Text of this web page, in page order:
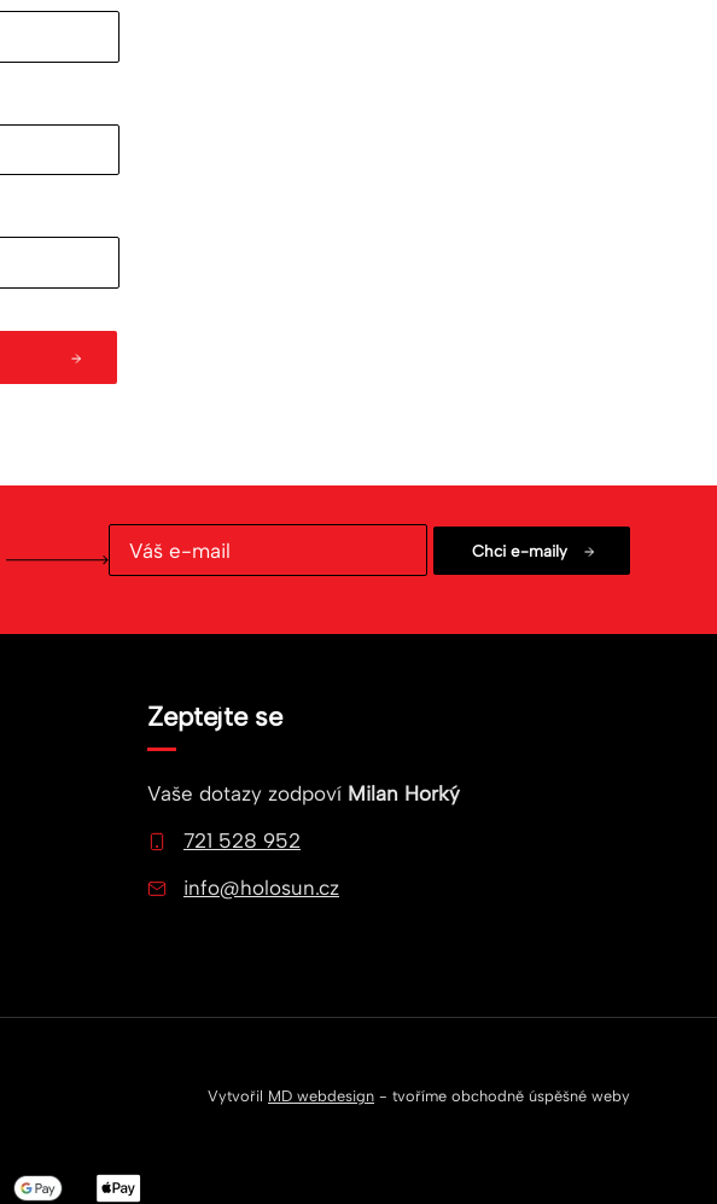
Zeptejte se
Vaše dotazy zodpoví Milan Horký
721 528 952
info@holosun.cz
Vytvořil MD webdesign - tvoříme obchodně úspěšné weby